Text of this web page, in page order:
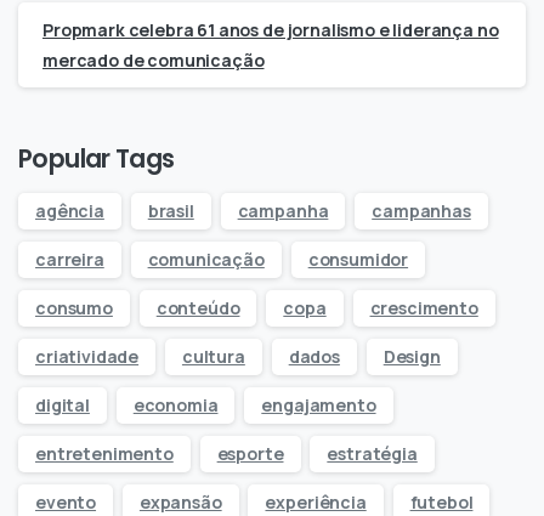
Propmark celebra 61 anos de jornalismo e liderança no
mercado de comunicação
Popular Tags
agência brasil campanha campanhas
carreira comunicação consumidor
consumo conteúdo copa crescimento
criatividade cultura dados Design
digital economia engajamento
entretenimento esporte estratégia
evento expansão experiência futebol